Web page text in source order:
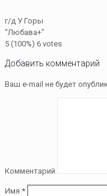
г/д У Горы
“Любава+”
5 (100%) 6 votes
Добавить комментарий
Ваш e-mail не будет
Комментарий
Имя *